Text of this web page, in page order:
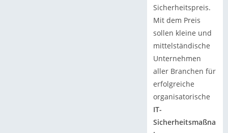
Sicherheitspreis.
Mit dem Preis
sollen kleine und
mittelständische
Unternehmen
aller Branchen für
erfolgreiche
organisatorische
IT-
Sicherheitsmaßna